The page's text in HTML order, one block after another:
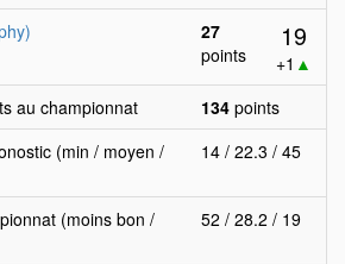
27
points
19
+1 ▲
au championnat
134 points
(min / moyen /
14 / 22.3 / 45
(moins bon /
52 / 28.2 / 19